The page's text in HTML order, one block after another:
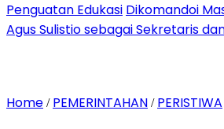
Penguatan Edukasi Dikomandoi
Agus Sulistio sebagai Sekretaris
Home / PEMERINTAHAN / PERISTIWA